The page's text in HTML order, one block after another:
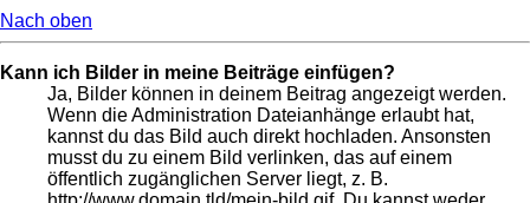
Nach oben
Kann ich Bilder in meine Beiträge einfügen?
Ja, Bilder können in deinem Beitrag angezeigt werden.
Wenn die Administration Dateianhänge erlaubt hat,
kannst du das Bild auch direkt hochladen. Ansonsten
musst du zu einem Bild verlinken, das auf einem
öffentlich zugänglichen Server liegt, z. B.